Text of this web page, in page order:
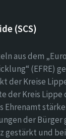
(SCS)
aus dem
(EFRE)
der Kreise
der Kreis Lippe
der
gestärkt und